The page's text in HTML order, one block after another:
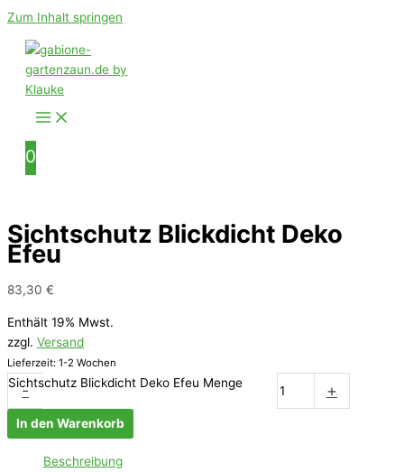
Zum Inhalt springen
0
Sichtschutz Blickdicht Deko
Efeu
83,30 €
Enthält 19% Mwst.
zzgl. Versand
Lieferzeit: 1-2 Wochen
-
Sichtschutz Blickdicht Deko Efeu Menge +
In den Warenkorb
Beschreibung